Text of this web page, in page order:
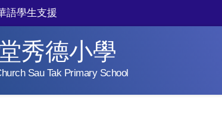
語學生支援
秀德小學
Sau Tak Primary School